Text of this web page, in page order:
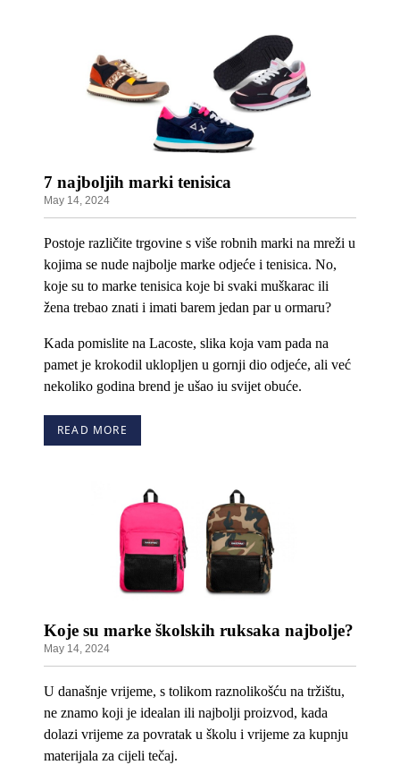
7 najboljih marki tenisica
May 14, 2024
Postoje različite trgovine s više robnih marki na mreži u
kojima se nude najbolje marke odjeće i tenisica. No,
koje su to marke tenisica koje bi svaki muškarac ili
žena trebao znati i imati barem jedan par u ormaru?
Kada pomislite na Lacoste, slika koja vam pada na
pamet je krokodil uklopljen u gornji dio odjeće, ali već
nekoliko godina brend je ušao iu svijet obuće.
READ MORE
Koje su marke školskih ruksaka najbolje?
May 14, 2024
U današnje vrijeme, s tolikom raznolikošću na tržištu,
ne znamo koji je idealan ili najbolji proizvod, kada
dolazi vrijeme za povratak u školu i vrijeme za kupnju
materijala za cijeli tečaj.